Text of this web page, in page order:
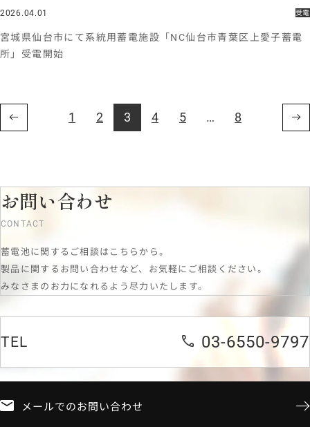
2026.04.01 受電
宮城県仙台市にて系統用蓄電施設「NC仙台市青葉区上愛子蓄電
所」受電開始
1 2 3 4 5 … 8
お問い合わせ
CONTACT
蓄電池に関するご相談はこちらから。
製品に関するお問い合わせなど、お気軽にご相談ください。
みなさまのお力になれるよう尽力いたします。
TEL 03-6550-9797
メールでのお問い合わせ